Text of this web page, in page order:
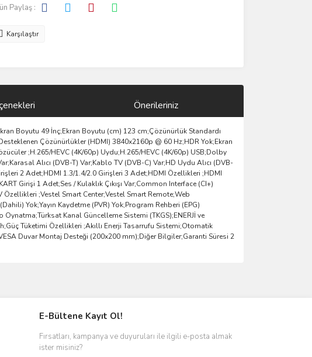
Paylaş :
Karşılaştır
Önerileriniz
Boyutu 49 İnç;Ekran Boyutu (cm) 123 cm;Çözünürlük Standardı
Çözünürlükler (HDMI) 3840x2160p @ 60 Hz;HDR Yok;Ekran
;H.265/HEVC (4K/60p) Uydu;H.265/HEVC (4K/60p) USB;Dolby
Alıcı (DVB-T) Var;Kablo TV (DVB-C) Var;HD Uydu Alıcı (DVB-
2 Adet;HDMI 1.3/1.4/2.0 Girişleri 3 Adet;HDMI Özellikleri ;HDMI
Girişi 1 Adet;Ses / Kulaklık Çıkışı Var;Common Interface (CI+)
;Vestel Smart Center;Vestel Smart Remote;Web
Yok;Yayın Kaydetme (PVR) Yok;Program Rehberi (EPG)
Kanal Güncelleme Sistemi (TKGS);ENERJİ ve
Tüketimi Özellikleri ;Akıllı Enerji Tasarrufu Sistemi;Otomatik
Duvar Montaj Desteği (200x200 mm);Diğer Bilgiler;Garanti Süresi 2
E-Bültene Kayıt Ol!
Fırsatları, kampanya ve duyuruları ile ilgili e-posta almak
ister misiniz?